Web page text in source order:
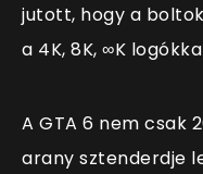
jutott, hogy a
a 4K, 8K, ∞K
A GTA 6 nem csak
arany sztenderdje